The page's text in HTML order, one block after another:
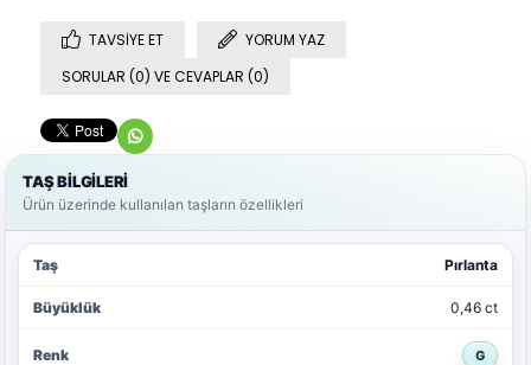
TAVSIYE ET
YORUM YAZ
SORULAR (0) VE CEVAPLAR (0)
TAŞ BİLGİLERİ
Ürün üzerinde kullanılan taşların özellikleri
Pırlanta
0,46 ct
G